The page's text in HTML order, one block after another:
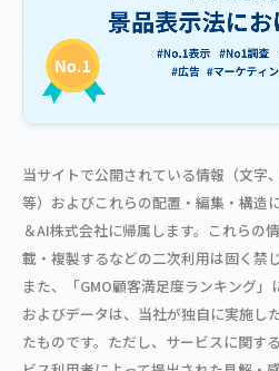
当サイトで公開されている情報（文字
等）およびこれらの配置・編集・構造
＆AI株式会社に帰属します。これらの
載・複製するなどの二次利用は固く禁
また、「GMO顧客満足度ランキング
およびデータは、当社が独自に実施し
たものです。ただし、サービスに関す